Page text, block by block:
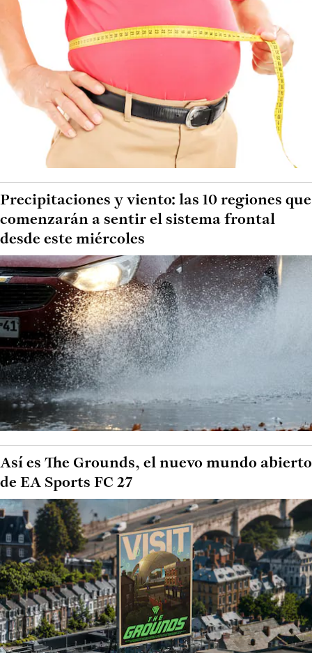
Precipitaciones y viento: las 10 regiones que
comenzarán a sentir el sistema frontal
desde este miércoles
Así es The Grounds, el nuevo mundo abierto
de EA Sports FC 27